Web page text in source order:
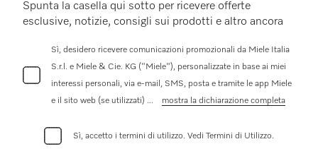
Spunta la casella qui sotto per ricevere offerte
esclusive, notizie, consigli sui prodotti e altro ancora
Sì, desidero ricevere comunicazioni promozionali da Miele Italia
S.r.l. e Miele & Cie. KG ("Miele"), personalizzate in base ai miei
interessi personali, via e-mail, SMS, posta e tramite le app Miele
e il sito web (se utilizzati) ... mostra la dichiarazione completa
Sì, accetto i termini di utilizzo. Vedi Termini di Utilizzo.